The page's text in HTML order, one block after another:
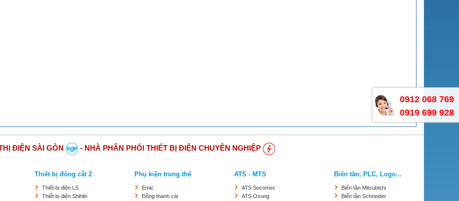
ĐIỆN SÀI GÒN - NHÀ PHÂN PHỐI THIẾT BỊ ĐIỆN CHUYÊN NGHIỆP
Thiết bị đóng cắt 2
Thiết bị điện LS
Thiết bị điện Shihlin
Phụ kiện trung thế
Emic
Đồng thanh cái
ATS - MTS
ATS Socomec
ATS Osung
Biến tần, PLC, Logo...
Biến tần Mitsubishi
Biến tần Schneider
0912 068 769
0919 699 928